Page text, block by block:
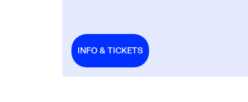
INFO & TICKETS